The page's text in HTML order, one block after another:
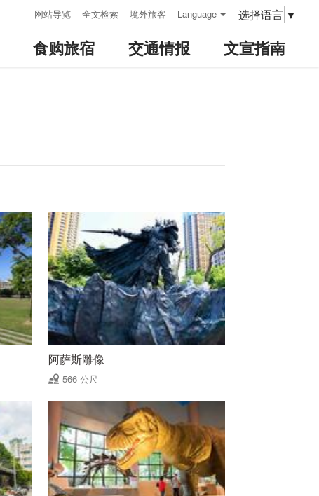
网站导览 全文检索 境外旅客 Language 选择语言 ▼
食购旅宿 交通情报 文宣指南
阿萨斯雕像
566 公尺